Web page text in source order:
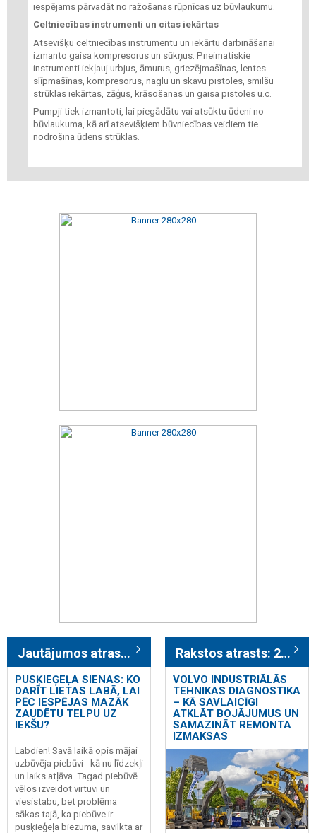
iespējams pārvadāt no ražošanas rūpnīcas uz būvlaukumu.
Celtniecības instrumenti un citas iekārtas
Atsevišķu celtniecības instrumentu un iekārtu darbināšanai
izmanto gaisa kompresorus un sūkņus. Pneimatiskie
instrumenti iekļauj urbjus, āmurus, griezējmašīnas, lentes
slīpmašīnas, kompresorus, naglu un skavu pistoles, smilšu
strūklas iekārtas, zāģus, krāsošanas un gaisa pistoles u.c.
Pumpji tiek izmantoti, lai piegādātu vai atsūktu ūdeni no
būvlaukuma, kā arī atsevišķiem būvniecības veidiem tie
nodrošina ūdens strūklas.
Jautājumos atrasts: 4
PUSĶIEĢEĻA SIENAS: KO
DARĪT LIETAS LABĀ, LAI
PĒC IESPĒJAS MAZĀK
ZAUDĒTU TELPU UZ
IEKŠU?
Labdien! Savā laikā opis mājai
uzbūvēja piebūvi - kā nu līdzekļi
un laiks atļāva. Tagad piebūvē
vēlos izveidot virtuvi un
viesistabu, bet problēma
sākas tajā, ka piebūve ir
pusķieģeļa biezuma, savilkta ar
Rakstos atrasts: 237
VOLVO INDUSTRIĀLĀS
TEHNIKAS DIAGNOSTIKA
– KĀ SAVLAICĪGI
ATKLĀT BOJĀJUMUS UN
SAMAZINĀT REMONTA
IZMAKSAS